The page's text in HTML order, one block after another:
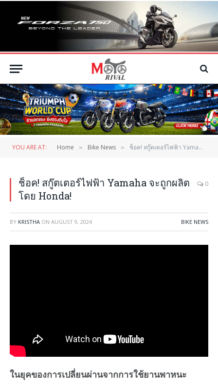
YOU ARE AT: Home » Bike News » ช็อค! สกู๊ตเตอร์ไฟฟ้า Yamaha จะถูกผลิตโดย Honda!
ช็อค! สกู๊ตเตอร์ไฟฟ้า Yamaha จะถูกผลิต
โดย Honda!
0
BY KRISTHA ON AUGUST 9, 2024 BIKE NEWS
ในยุคของการเปลี่ยนผ่านจากการใช้ยานพาหนะ